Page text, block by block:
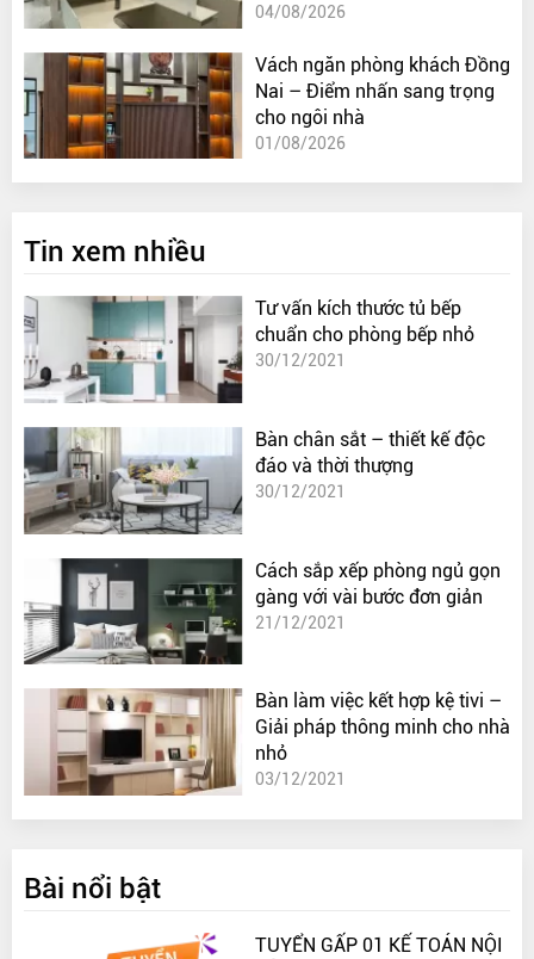
04/08/2026
Vách ngăn phòng khách Đồng
Nai – Điểm nhấn sang trọng
cho ngôi nhà
01/08/2026
Tin xem nhiều
Tư vấn kích thước tủ bếp
chuẩn cho phòng bếp nhỏ
30/12/2021
Bàn chân sắt – thiết kế độc
đáo và thời thượng
30/12/2021
Cách sắp xếp phòng ngủ gọn
gàng với vài bước đơn giản
21/12/2021
Bàn làm việc kết hợp kệ tivi –
Giải pháp thông minh cho nhà
nhỏ
03/12/2021
Bài nổi bật
TUYỂN GẤP 01 KẾ TOÁN NỘI